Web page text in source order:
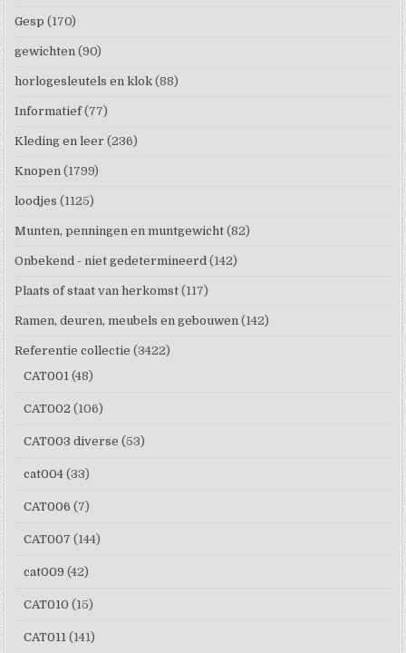
Gesp (170)
gewichten (90)
horlogesleutels en klok (88)
Informatief (77)
Kleding en leer (236)
Knopen (1799)
loodjes (1125)
Munten, penningen en muntgewicht (82)
Onbekend - niet gedetermineerd (142)
Plaats of staat van herkomst (117)
Ramen, deuren, meubels en gebouwen (142)
Referentie collectie (3422)
CAT001 (48)
CAT002 (106)
CAT003 diverse (53)
cat004 (33)
CAT006 (7)
CAT007 (144)
cat009 (42)
CAT010 (15)
CAT011 (141)